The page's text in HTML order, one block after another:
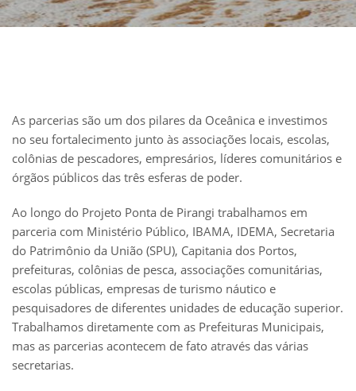
As parcerias são um dos pilares da Oceânica e investimos
no seu fortalecimento junto às associações locais, escolas,
colônias de pescadores, empresários, líderes comunitários e
órgãos públicos das três esferas de poder.
Ao longo do Projeto Ponta de Pirangi trabalhamos em
parceria com Ministério Público, IBAMA, IDEMA, Secretaria
do Patrimônio da União (SPU), Capitania dos Portos,
prefeituras, colônias de pesca, associações comunitárias,
escolas públicas, empresas de turismo náutico e
pesquisadores de diferentes unidades de educação superior.
Trabalhamos diretamente com as Prefeituras Municipais,
mas as parcerias acontecem de fato através das várias
secretarias.